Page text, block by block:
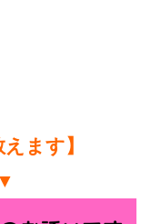
ます】